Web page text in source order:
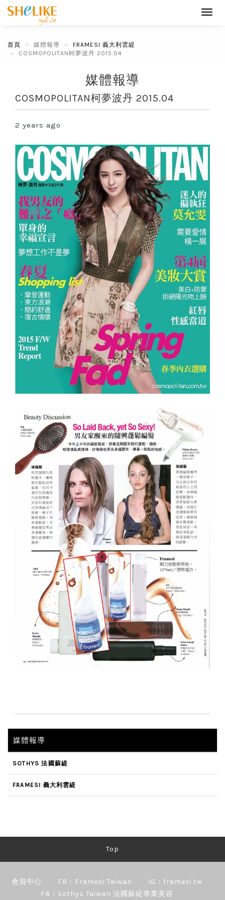
首頁 媒體報導
FRAMESI 義大利雲緹
COSMOPOLITAN柯夢波丹 2015.04
媒體報導
COSMOPOLITAN柯夢波丹 2015.04
2 years ago
媒體報導
SOTHYS 法國蘇緹
FRAMESI 義大利雲緹
Top
會員中心 FB：Framesi Taiwan
IG：framesi.tw
FB：Sothys Taiwan 法國蘇緹專業美容